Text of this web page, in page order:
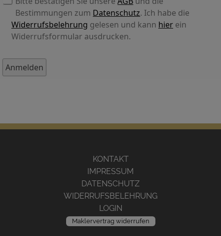
Bestimmungen zum Datenschutz. Ich habe die
Widerrufsbelehrung gelesen und kann hier ein
Widerrufsformular ausdrucken.
KONTAKT
IMPRESSUM
DATENSCHUTZ
WIDERRUFSBELEHRUNG
LOGIN
Maklervertrag widerrufen